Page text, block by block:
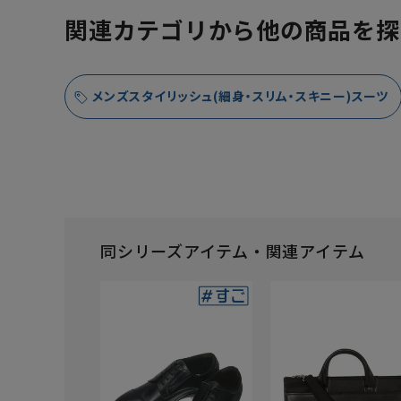
関連カテゴリから他の商品を
メンズスタイリッシュ(細身・スリム・スキニー)スーツ
同シリーズアイテム・関連アイテム